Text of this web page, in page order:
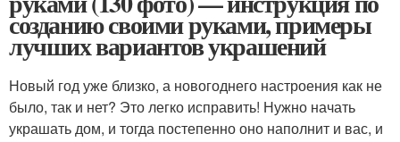
созданию своими руками, примеры
лучших вариантов украшений
Новый год уже близко, а новогоднего настроения как не
было, так и нет? Это легко исправить! Нужно начать
украшать дом, и тогда постепенно оно наполнит и вас, и